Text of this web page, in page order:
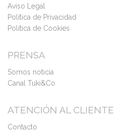
Aviso Legal
Política de Privacidad
Política de Cookies
PRENSA
Somos noticia
Canal Tuki&Co
ATENCIÓN AL CLIENTE
Contacto